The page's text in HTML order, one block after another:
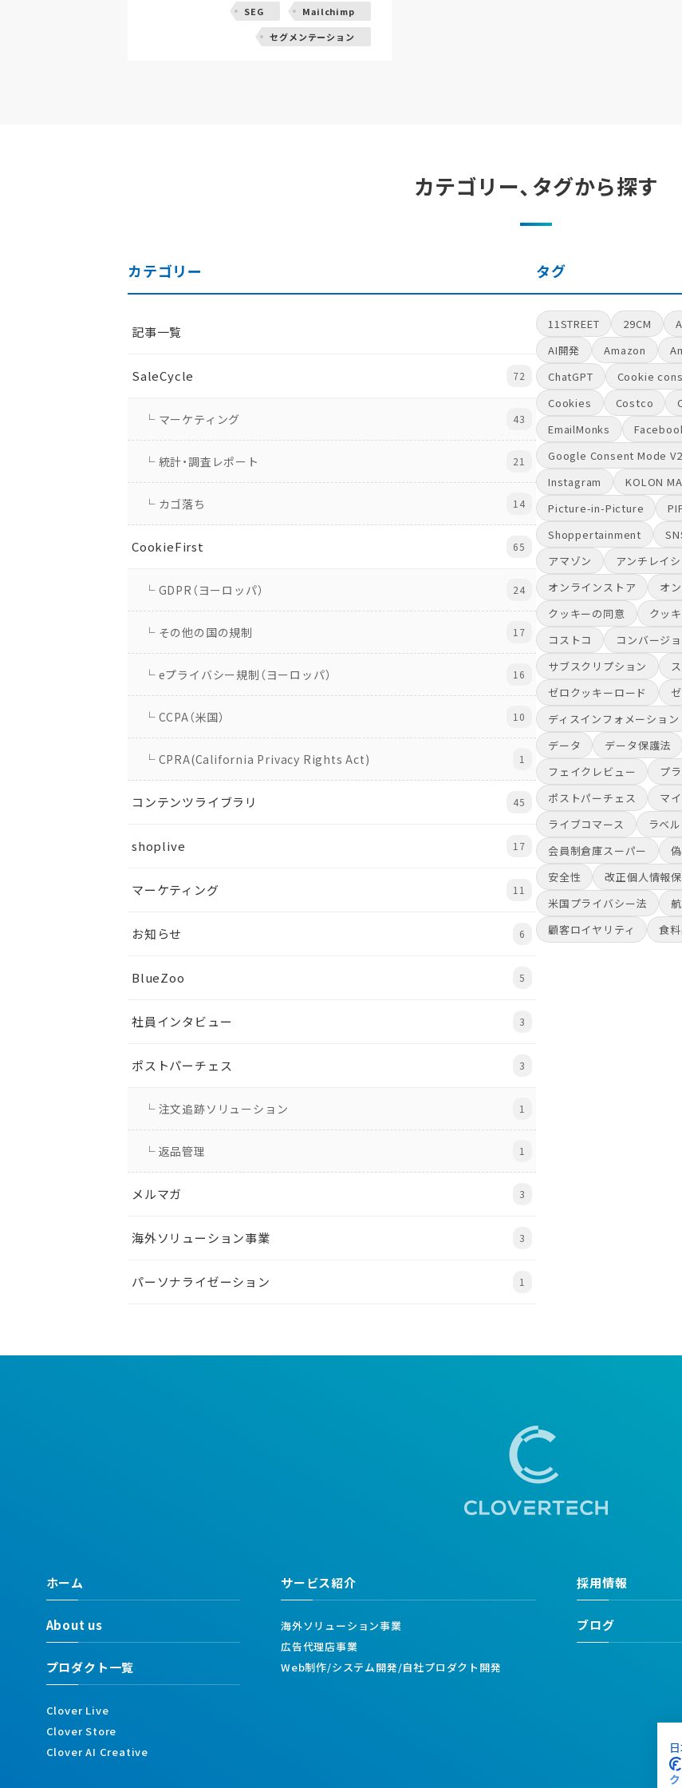
SEG
Mailchimp
セグメンテーション
カテゴリー、タグから探す
カテゴリー
記事一覧
SaleCycle 72
└ マーケティング 43
└ 統計・調査レポート 21
└ カゴ落ち 14
CookieFirst 65
└ GDPR（ヨーロッパ） 24
└ その他の国の規制 17
└ eプライバシー規制（ヨーロッパ） 16
└ CCPA（米国） 10
└ CPRA(California Privacy Rights Act) 1
コンテンツライブラリ 45
shoplive 17
マーケティング 11
お知らせ 6
BlueZoo 5
社員インタビュー 3
ポストパーチェス 3
└ 注文追跡ソリューション 1
└ 返品管理 1
メルマガ 3
海外ソリューション事業 3
パーソナライゼーション 1
タグ
11STREET 29CM
AI開発
Amazon
ChatGPT
Cookie
Cookies
Costco
EmailMonks
Google Consent Mode V2
Instagram
KOLON
Picture-in-Picture
Shoppertainment
アマゾン
アンチレイ
オンラインストア
オ
クッキーの同意
クッ
コストコ
コンバージ
サブスクリプション
ゼロクッキーロード
ディスインフォメーション
データ
データ保護法
フェイクレビュー
プ
ポストパーチェス
マ
ライブコマース
ラベル
会員制倉庫スーパー
安全性
改正個人情報
米国プライバシー法
顧客ロイヤリティ
食
ホーム
About us
プロダクト一覧
Clover Live
Clover Store
Clover AI Creative
サービス紹介
海外ソリューション事業
広告代理店事業
Web制作/システム開発/自社プロダクト開発
採用情報
ブログ